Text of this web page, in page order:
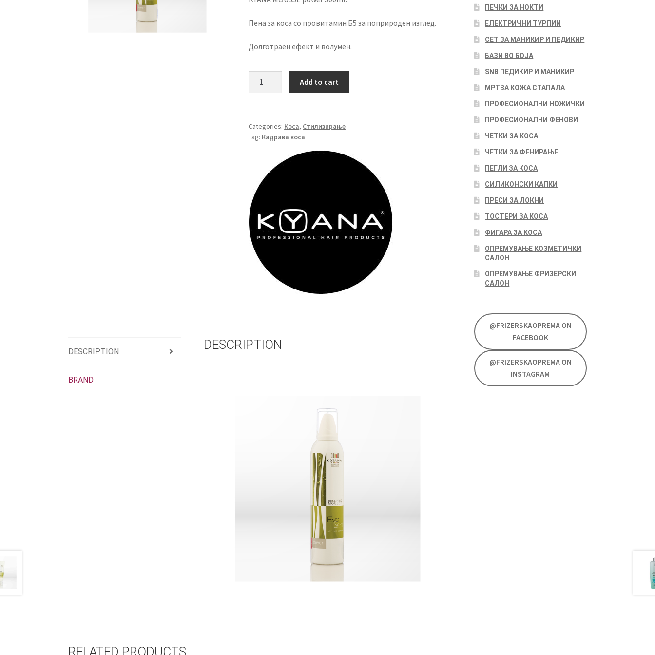
Пена за коса со провитамин Б5 за поприроден изглед.
Долготраен ефект и волумен.
quantity
Add to cart
Categories: Коса, Стилизирање
Tag: Кадрава коса
DESCRIPTION
BRAND
DESCRIPTION
RELATED PRODUCTS
ПЕЧКИ ЗА НОКТИ
ЕЛЕКТРИЧНИ ТУРПИИ
СЕТ ЗА МАНИКИР И ПЕДИКИР
БАЗИ ВО БОЈА
SNB ПЕДИКИР И МАНИКИР
МРТВА КОЖА СТАПАЛА
ПРОФЕСИОНАЛНИ НОЖИЧКИ
ПРОФЕСИОНАЛНИ ФЕНОВИ
ЧЕТКИ ЗА КОСА
ЧЕТКИ ЗА ФЕНИРАЊЕ
ПЕГЛИ ЗА КОСА
СИЛИКОНСКИ КАПКИ
ПРЕСИ ЗА ЛОКНИ
ТОСТЕРИ ЗА КОСА
ФИГАРА ЗА КОСА
ОПРЕМУВАЊЕ КОЗМЕТИЧКИ
САЛОН
ОПРЕМУВАЊЕ ФРИЗЕРСКИ
САЛОН
@FRIZERSKAOPREMA ON
FACEBOOK
@FRIZERSKAOPREMA ON
INSTAGRAM